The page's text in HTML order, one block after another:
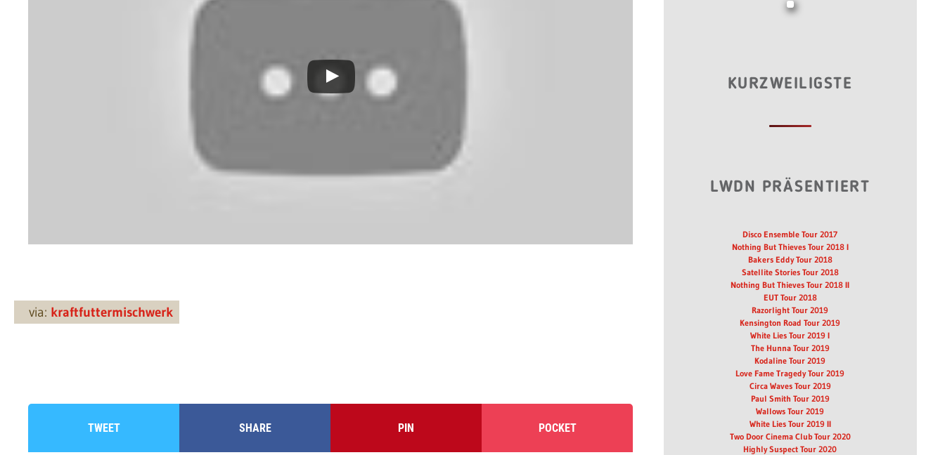
via: kraftfuttermischwerk
TWEET SHARE PIN POCKET
KURZWEILIGSTE
LWDN PRÄSENTIERT
Disco Ensemble Tour 2017
Nothing But Thieves Tour 2018 I
Bakers Eddy Tour 2018
Satellite Stories Tour 2018
Nothing But Thieves Tour 2018 II
EUT Tour 2018
Razorlight Tour 2019
Kensington Road Tour 2019
White Lies Tour 2019 I
The Hunna Tour 2019
Kodaline Tour 2019
Love Fame Tragedy Tour 2019
Circa Waves Tour 2019
Paul Smith Tour 2019
Wallows Tour 2019
White Lies Tour 2019 II
Two Door Cinema Club Tour 2020
Highly Suspect Tour 2020